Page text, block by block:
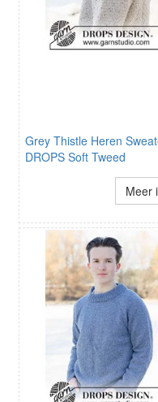
Grey Thistle Heren
DROPS Soft Tweed
Meer